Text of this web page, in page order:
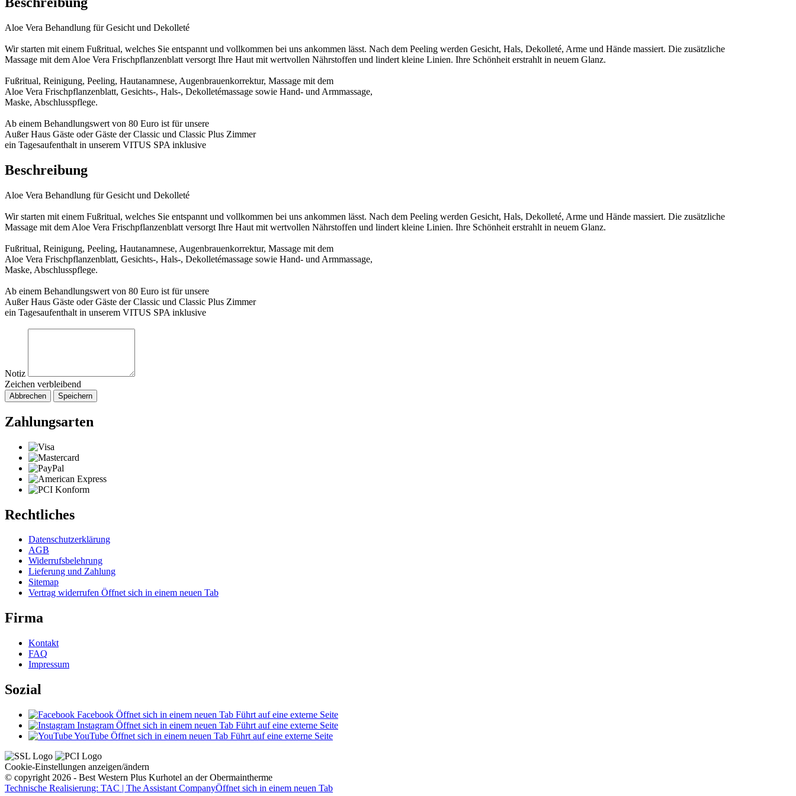
Aloe Vera Behandlung für Gesicht und Dekolleté
Wir starten mit einem Fußritual, welches Sie entspannt und vollkommen bei uns ankommen lässt. Nach dem Peeling werden Gesicht, Hals, Dekolleté, Arme und Hände massiert. Die zusätzliche
Massage mit dem Aloe Vera Frischpflanzenblatt versorgt Ihre Haut mit wertvollen Nährstoffen und lindert kleine Linien. Ihre Schönheit erstrahlt in neuem Glanz.
Fußritual, Reinigung, Peeling, Hautanamnese, Augenbrauenkorrektur, Massage mit dem
Aloe Vera Frischpflanzenblatt, Gesichts-, Hals-, Dekolletémassage sowie Hand- und Armmassage,
Maske, Abschlusspflege.
Ab einem Behandlungswert von 80 Euro ist für unsere
Außer Haus Gäste oder Gäste der Classic und Classic Plus Zimmer
ein Tagesaufenthalt in unserem VITUS SPA inklusive
Beschreibung
Aloe Vera Behandlung für Gesicht und Dekolleté
Wir starten mit einem Fußritual, welches Sie entspannt und vollkommen bei uns ankommen lässt. Nach dem Peeling werden Gesicht, Hals, Dekolleté, Arme und Hände massiert. Die zusätzliche
Massage mit dem Aloe Vera Frischpflanzenblatt versorgt Ihre Haut mit wertvollen Nährstoffen und lindert kleine Linien. Ihre Schönheit erstrahlt in neuem Glanz.
Fußritual, Reinigung, Peeling, Hautanamnese, Augenbrauenkorrektur, Massage mit dem
Aloe Vera Frischpflanzenblatt, Gesichts-, Hals-, Dekolletémassage sowie Hand- und Armmassage,
Maske, Abschlusspflege.
Ab einem Behandlungswert von 80 Euro ist für unsere
Außer Haus Gäste oder Gäste der Classic und Classic Plus Zimmer
ein Tagesaufenthalt in unserem VITUS SPA inklusive
Notiz
Zeichen verbleibend
Abbrechen Speichern
Zahlungsarten
Rechtliches
Datenschutzerklärung
AGB
Widerrufsbelehrung
Lieferung und Zahlung
Sitemap
Vertrag widerrufen Öffnet sich in einem neuen Tab
Firma
Kontakt
FAQ
Impressum
Sozial
Facebook Öffnet sich in einem neuen Tab Führt auf eine externe Seite
Instagram Öffnet sich in einem neuen Tab Führt auf eine externe Seite
YouTube Öffnet sich in einem neuen Tab Führt auf eine externe Seite
Cookie-Einstellungen anzeigen/ändern
© copyright 2026 - Best Western Plus Kurhotel an der Obermaintherme
Technische Realisierung: TAC | The Assistant CompanyÖffnet sich in einem neuen Tab